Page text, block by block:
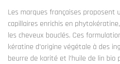
Les marques françaises proposent
capillaires enrichis en
les cheveux bouclés. Ces
kératine d’origine végétale à des
beurre de karité et l’huile de lin bio